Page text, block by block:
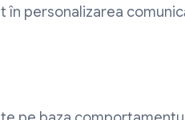
personalizarea